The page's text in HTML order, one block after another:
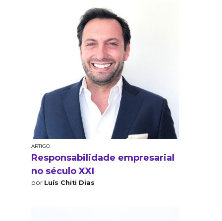
ARTIGO
Responsabilidade empresarial
no século XXI
por Luís Chiti Dias